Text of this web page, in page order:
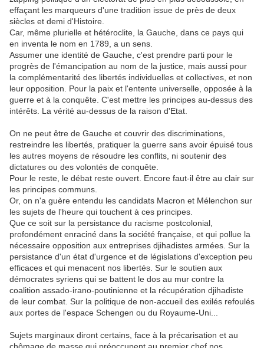
effaçant les marqueurs d'une tradition issue de près de deux
siècles et demi d'Histoire.
Car, même plurielle et hétéroclite, la Gauche, dans ce pays qui
en inventa le nom en 1789, a un sens.
Assumer une identité de Gauche, c'est prendre parti pour le
progrès de l'émancipation au nom de la justice, mais aussi pour
la complémentarité des libertés individuelles et collectives, et non
leur opposition. Pour la paix et l'entente universelle, opposée à la
guerre et à la conquête. C'est mettre les principes au-dessus des
intérêts. La vérité au-dessus de la raison d'Etat.
On ne peut être de Gauche et couvrir des discriminations,
restreindre les libertés, pratiquer la guerre sans avoir épuisé tous
les autres moyens de résoudre les conflits, ni soutenir des
dictatures ou des volontés de conquête.
Pour le reste, le débat reste ouvert. Encore faut-il être au clair sur
les principes communs.
Or, on n'a guère entendu les candidats Macron et Mélenchon sur
les sujets de l'heure qui touchent à ces principes.
Que ce soit sur la persistance du racisme postcolonial,
profondément enraciné dans la société française, et qui pollue la
nécessaire opposition aux entreprises djihadistes armées. Sur la
persistance d'un état d'urgence et de législations d'exception peu
efficaces et qui menacent nos libertés. Sur le soutien aux
démocrates syriens qui se battent le dos au mur contre la
coalition assado-irano-poutinienne et la récupération djihadiste
de leur combat. Sur la politique de non-accueil des exilés refoulés
aux portes de l'espace Schengen ou du Royaume-Uni...
Sujets marginaux diront certains, face à la précarisation et au